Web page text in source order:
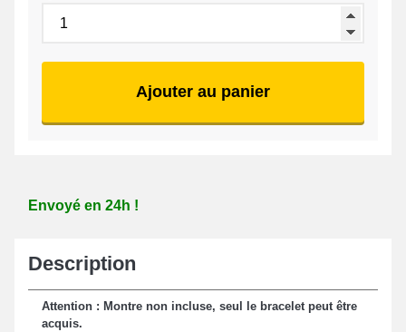
Ajouter au panier
Envoyé en 24h !
Description
Attention : Montre non incluse, seul le bracelet peut être
acquis.